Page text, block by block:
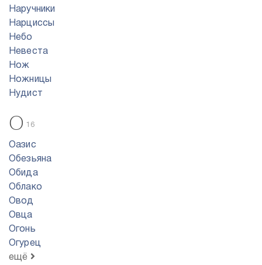
Наручники
Нарциссы
Небо
Невеста
Нож
Ножницы
Нудист
О 16
Оазис
Обезьяна
Обида
Облако
Овод
Овца
Огонь
Огурец
ещё